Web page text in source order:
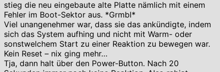
stieg die neu eingebaute alte Platte nämlich mit einem
Fehler im Boot-Sektor aus. *Grmbl*
Viel unangenehmer war, dass sie das ankündigte, indem
sich das System aufhing und nicht mit Warm- oder
sonstwelchem Start zu einer Reaktion zu bewegen war.
Kein Reset – nix ging mehr…
Tja, dann halt über den Power-Button. Nach 20